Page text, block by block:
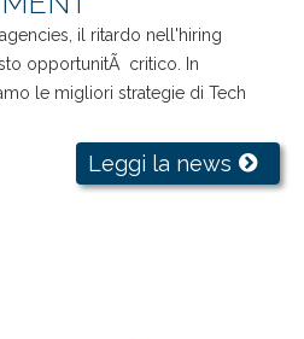
il ritardo nell'hiring
opportunitÃ critico. In
le migliori strategie di Tech
Leggi la news